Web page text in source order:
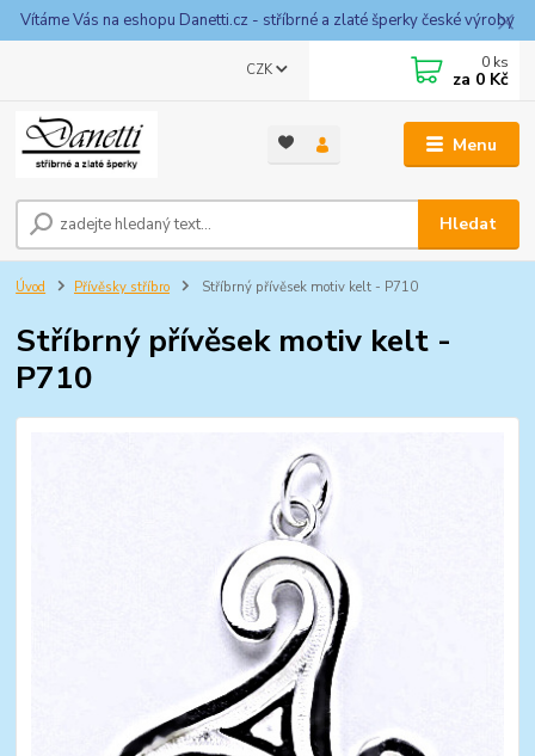
Vítáme Vás na eshopu Danetti.cz - stříbrné a zlaté šperky české výroby
Menu
CZK
Hledat
0 ks
za 0 Kč
Úvod Přívěsky stříbro Stříbrný přívěsek motiv kelt - P710
Stříbrný přívěsek motiv kelt -
P710